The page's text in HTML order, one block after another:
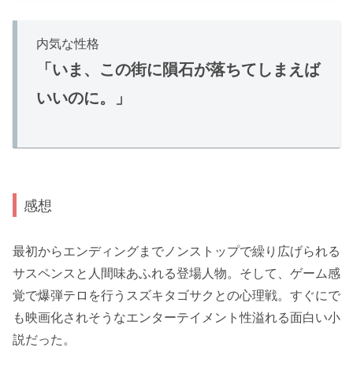
内気な性格
「いま、この街に隕石が落ちてしまえば
いいのに。」
感想
最初からエンディングまでノンストップで繰り広げられる
サスペンスと人間味あふれる登場人物。そして、ゲーム感
覚で爆弾テロを行うスズキタゴサクとの心理戦。すぐにで
も映画化されそうなエンターテイメント性溢れる面白い小
説だった。